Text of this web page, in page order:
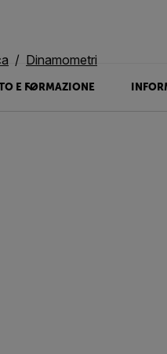
E FORMAZIONE
Dinamometri